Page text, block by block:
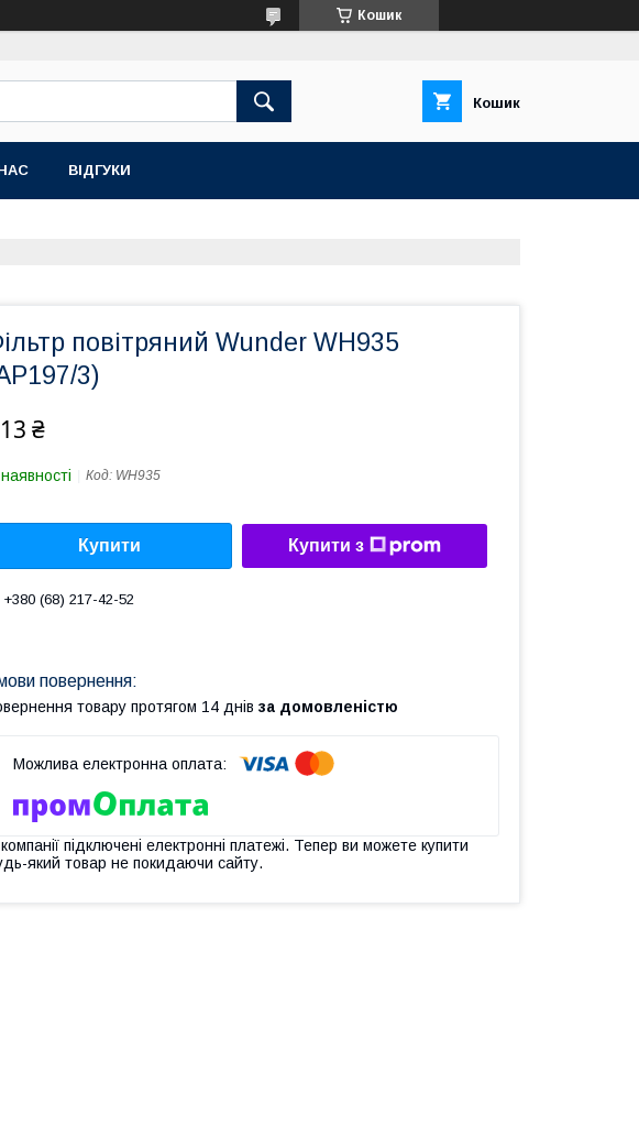
Кошик
Кошик
ВІДГУКИ
повітряний Wunder WH935
3)
₴
Код: WH935
Купити Купити з
+380 (68) 217-42-52
товару протягом 14 днів за домовленістю
підключені електронні платежі. Тепер ви можете купити
який товар не покидаючи сайту.